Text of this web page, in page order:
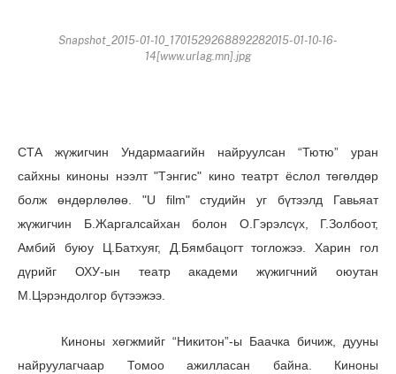
Snapshot_2015-01-10_1701529268892282015-01-10-16-
14[www.urlag.mn].jpg
СТА жүжигчин Ундармаагийн найруулсан “Тютю” уран
сайхны киноны нээлт"Тэнгис" кино театрт ёслол төгөлдөр
болж өндөрлөлөө. "U film" студийн уг бүтээлд Гавьяат
жүжигчин Б.Жаргалсайхан болон О.Гэрэлсүх, Г.Золбоот,
Амбий буюу Ц.Батхуяг, Д.Бямбацогт тогложээ. Харин гол
дүрийг ОХУ-ын театр академи жүжигчний оюутан
М.Цэрэндолгор бүтээжээ.
Киноны хөгжмийг “Никитон”-ы Баачка бичиж, дууны
найруулагчаар Томоо ажилласан байна. Киноны